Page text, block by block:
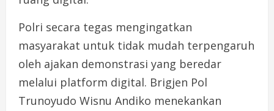
Polri secara tegas mengingatkan
masyarakat untuk tidak mudah terpengaruh
oleh ajakan demonstrasi yang beredar
melalui platform digital. Brigjen Pol
Trunoyudo Wisnu Andiko menekankan